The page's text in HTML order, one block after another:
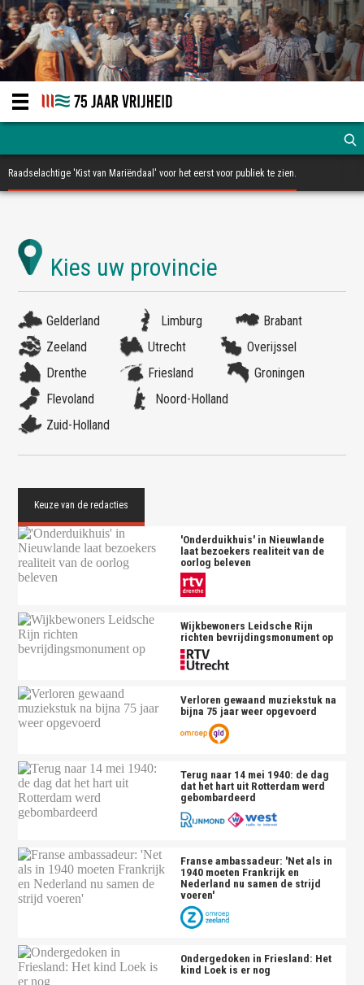
Raadselachtige 'Kist van Mariëndaal' voor het eerst voor publiek te zien.
Gelderland Limburg
Brabant
Zeeland
Utrecht
Overijssel
Drenthe
Friesland
Groningen
Flevoland
Noord-Holland
Zuid-Holland
'Onderduikhuis' in Nieuwlande
laat bezoekers realiteit van de
oorlog beleven
Wijkbewoners Leidsche Rijn
richten bevrijdingsmonument op
Verloren gewaand muziekstuk na
bijna 75 jaar weer opgevoerd
Terug naar 14 mei 1940: de dag
dat het hart uit Rotterdam werd
gebombardeerd
Franse ambassadeur: 'Net als in
1940 moeten Frankrijk en
Nederland nu samen de strijd
voeren'
Ondergedoken in Friesland: Het
kind Loek is er nog